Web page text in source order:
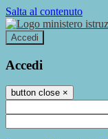
Salta al contenuto
Accedi
Accedi
button close ×